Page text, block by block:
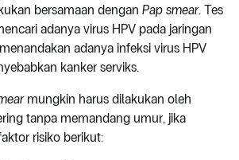
bersamaan dengan Pap smear. Tes
adanya virus HPV pada jaringan
adanya infeksi virus HPV
kanker serviks.
mungkin harus dilakukan oleh
tanpa memandang umur, jika
risiko berikut: